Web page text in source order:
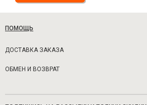
ПОМОЩЬ
ДОСТАВКА ЗАКАЗА
ОБМЕН И ВОЗВРАТ